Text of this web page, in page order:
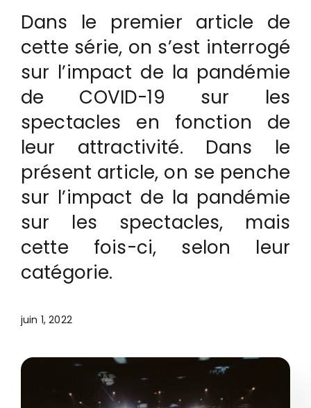
Dans le premier article de
cette série, on s’est interrogé
sur l’impact de la pandémie
de COVID-19 sur les
spectacles en fonction de
leur attractivité. Dans le
présent article, on se penche
sur l’impact de la pandémie
sur les spectacles, mais
cette fois-ci, selon leur
catégorie.
juin 1, 2022